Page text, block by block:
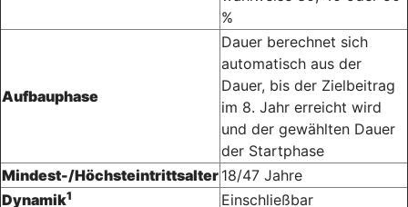
%
Aufbauphase
Dauer berechnet sich
automatisch aus der
Dauer, bis der Zielbeitrag
im 8. Jahr erreicht wird
und der gewählten Dauer
der Startphase
Mindest-/Höchsteintrittsalter 18/47 Jahre
Dynamik1
Einschließbar